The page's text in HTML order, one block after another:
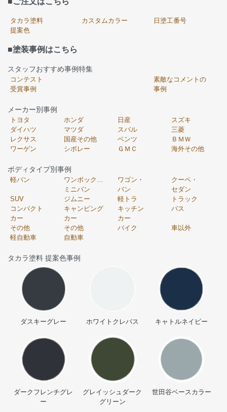
タカラ塗料
提案色
カスタムカラー 日塗工番号
■塗装事例はこちら
スタッフおすすめ事例特集
コンテスト
受賞事例
素敵なコメントの
事例
メーカー別事例
トヨタ ホンダ 日産
スズキ
ダイハツ
マツダ スバル
三菱
レクサス
国産その他 ベンツ
ＢＭＷ
ワーゲン
シボレー ＧＭＣ 海外その他
ボディタイプ別事例
軽バン
ミニバン
ワゴン・
バン
クーペ・
セダン
SUV
ジムニー 軽トラ
トラック
コンパクト
カー
キャンピング
カー
キッチン
カー
バス
その他
軽自動車
その他
自動車
バイク 車以外
タカラ塗料 提案色事例
ダスキーグレー ホワイトクレバス キャトルネイビー
ダークフレンチグレ
ー
グレイッシュダーク
グリーン
世田谷ベースカラー